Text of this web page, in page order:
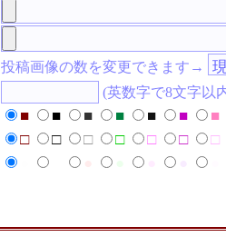
投稿画像の数を変更できます→
(英数字で8文字以
■ ■ ■ ■ ■ ■
■
□ □ □ □ □ □
□